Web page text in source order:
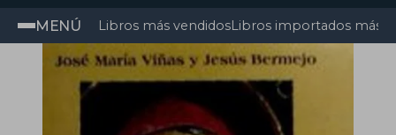
MENÚ Libros más vendidosLibros importados más